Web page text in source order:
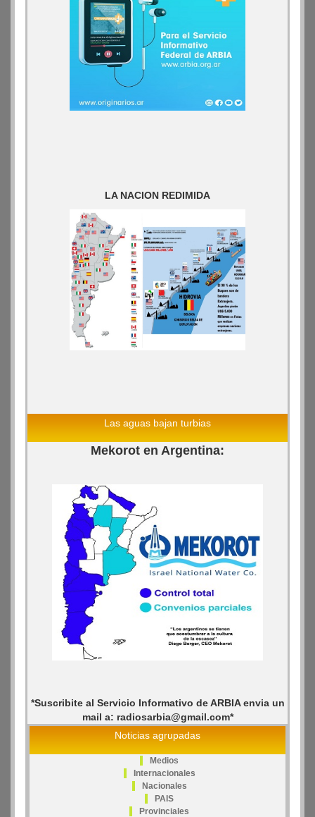
LA NACION REDIMIDA
Las aguas bajan turbias
Mekorot en Argentina:
*Suscribite al Servicio Informativo de ARBIA envia un
mail a: radiosarbia@gmail.com*
Noticias agrupadas
Medios
Internacionales
Nacionales
PAIS
Provinciales